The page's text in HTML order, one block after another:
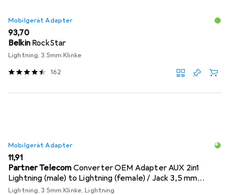
Mobilgerät Adapter
EUR
93,70
Belkin RockStar
Lightning, 3.5mm Klinke
162
Mobilgerät Adapter
EUR
11,91
Partner Telecom Converter OEM Adapter AUX 2in1
Lightning (male) to Lightning (female) / Jack 3,5 mm
(female) silver
Lightning, 3.5mm Klinke, Lightning